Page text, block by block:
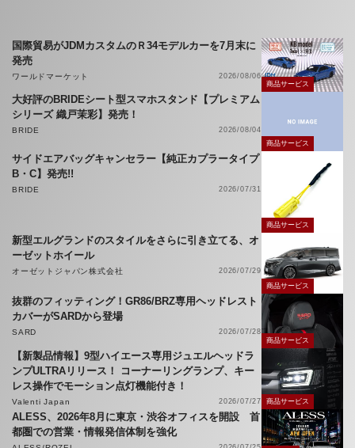
国際貿易がJDMカスタムのＲ34モデルカーを7月末に
発売
ワールドマーケット
2026/08/06
商品サービス
大好評のBRIDEシート型スマホスタンド【プレミアム
シリーズ 織戸茉彩】発売！
BRIDE
2026/08/04
商品サービス
サイドエアバッグキャンセラー【純正カプラータイプ
B・C】発売!!
BRIDE 2026/07/31
商品サービス
新型エルグランドのスタイルをさらに引き立てる、オ
ーゼットホイール
オーゼットジャパン株式会社
2026/07/29
商品サービス
抜群のフィッティング！GR86/BRZ専用ヘッドレスト
カバーがSARDから登場
SARD
2026/07/28
商品サービス
【新製品情報】9型ハイエース専用ジュエルヘッドラ
ンプULTRAリリース！ コーナーリングランプ、キー
レス操作でモーション点灯機能付き！
Valenti Japan 2026/07/27 商品サービス
ALESS、2026年8月に東京・渋谷オフィスを開設 首
都圏での営業・情報発信体制を強化